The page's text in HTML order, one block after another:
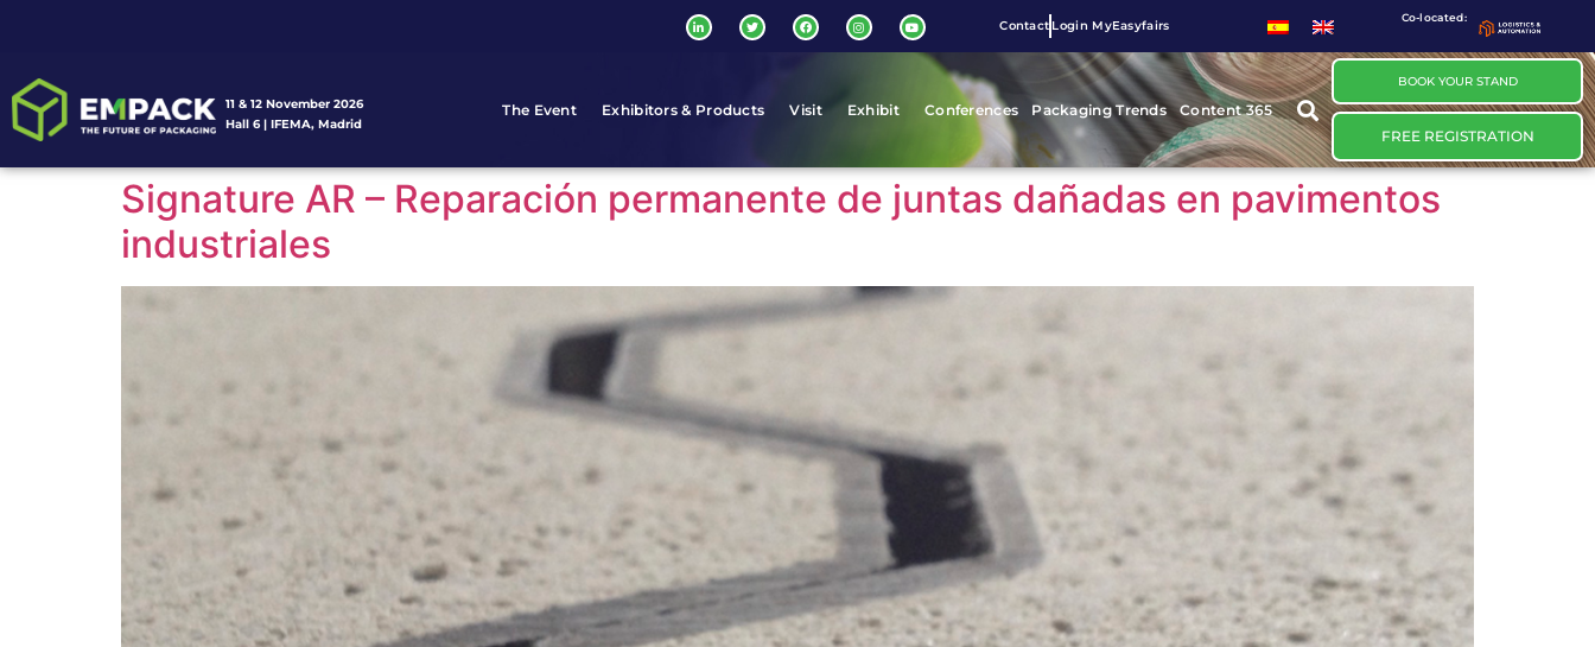
Contact Login MyEasyfairs
Co-located:
11 & 12 November 2026
Hall 6 | IFEMA, Madrid
The Event Exhibitors & Products Visit Exhibit Conferences Packaging Trends Content 365
BOOK YOUR STAND
FREE REGISTRATION
Signature AR – Reparación permanente de juntas dañadas en pavimentos
industriales